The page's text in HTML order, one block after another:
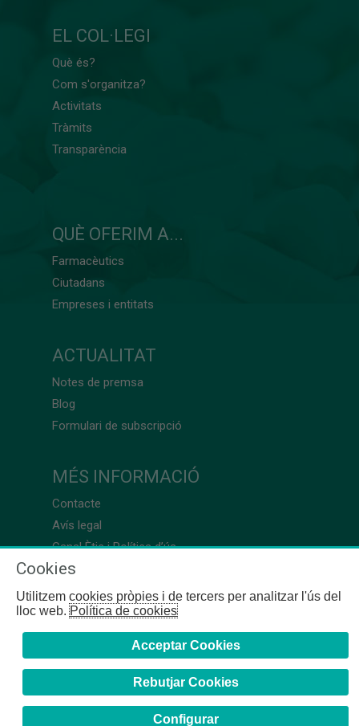
EL COL·LEGI
Què és?
Com s'organitza?
Activitats
Tràmits
Transparència
QUÈ OFERIM A...
Farmacèutics
Ciutadans
Empreses i entitats
ACTUALITAT
Notes de premsa
Blog
Formulari de subscripció
MÉS INFORMACIÓ
Contacte
Avís legal
Canal Ètic i Política d’ús
Cookies
Utilitzem cookies pròpies i de tercers per analitzar l'ús del
lloc web.Política de cookies
Acceptar Cookies
Rebutjar Cookies
Configurar